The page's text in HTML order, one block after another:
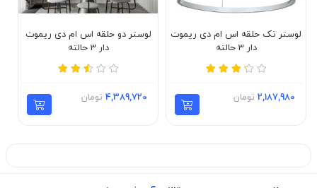
لوستر تک حلقه اس ام دی ریموت
دار 3 حالته
2,187,980 تومان
لوستر دو حلقه اس ام دی ریموت
دار 3 حالته
4,389,720 تومان